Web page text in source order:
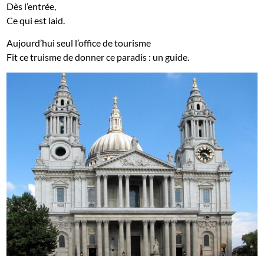
Dès l’entrée,
Ce qui est laid.
Aujourd’hui seul l’office de tourisme
Fit ce truisme de donner ce paradis : un guide.